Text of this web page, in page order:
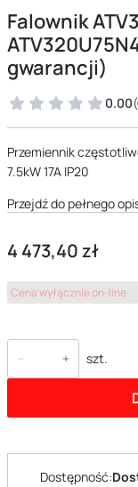
Falownik
gwarancji)
0.00
Przemiennik
7.5kW 17A IP20
Przejdź do pełnego
Cena
4 473,40 zł
Cena wyłącznie on-line
szt.
Dostępność: